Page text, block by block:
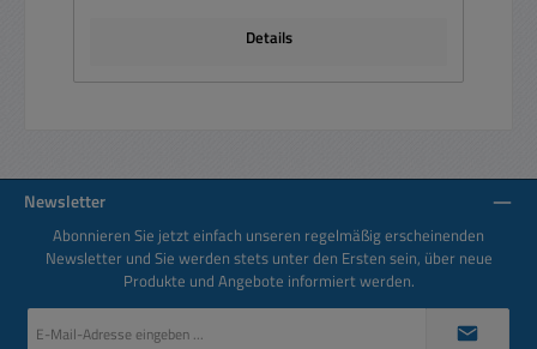
Details
Newsletter
Abonnieren Sie jetzt einfach unseren regelmäßig erscheinenden
Newsletter und Sie werden stets unter den Ersten sein, über neue
Produkte und Angebote informiert werden.
Mail-